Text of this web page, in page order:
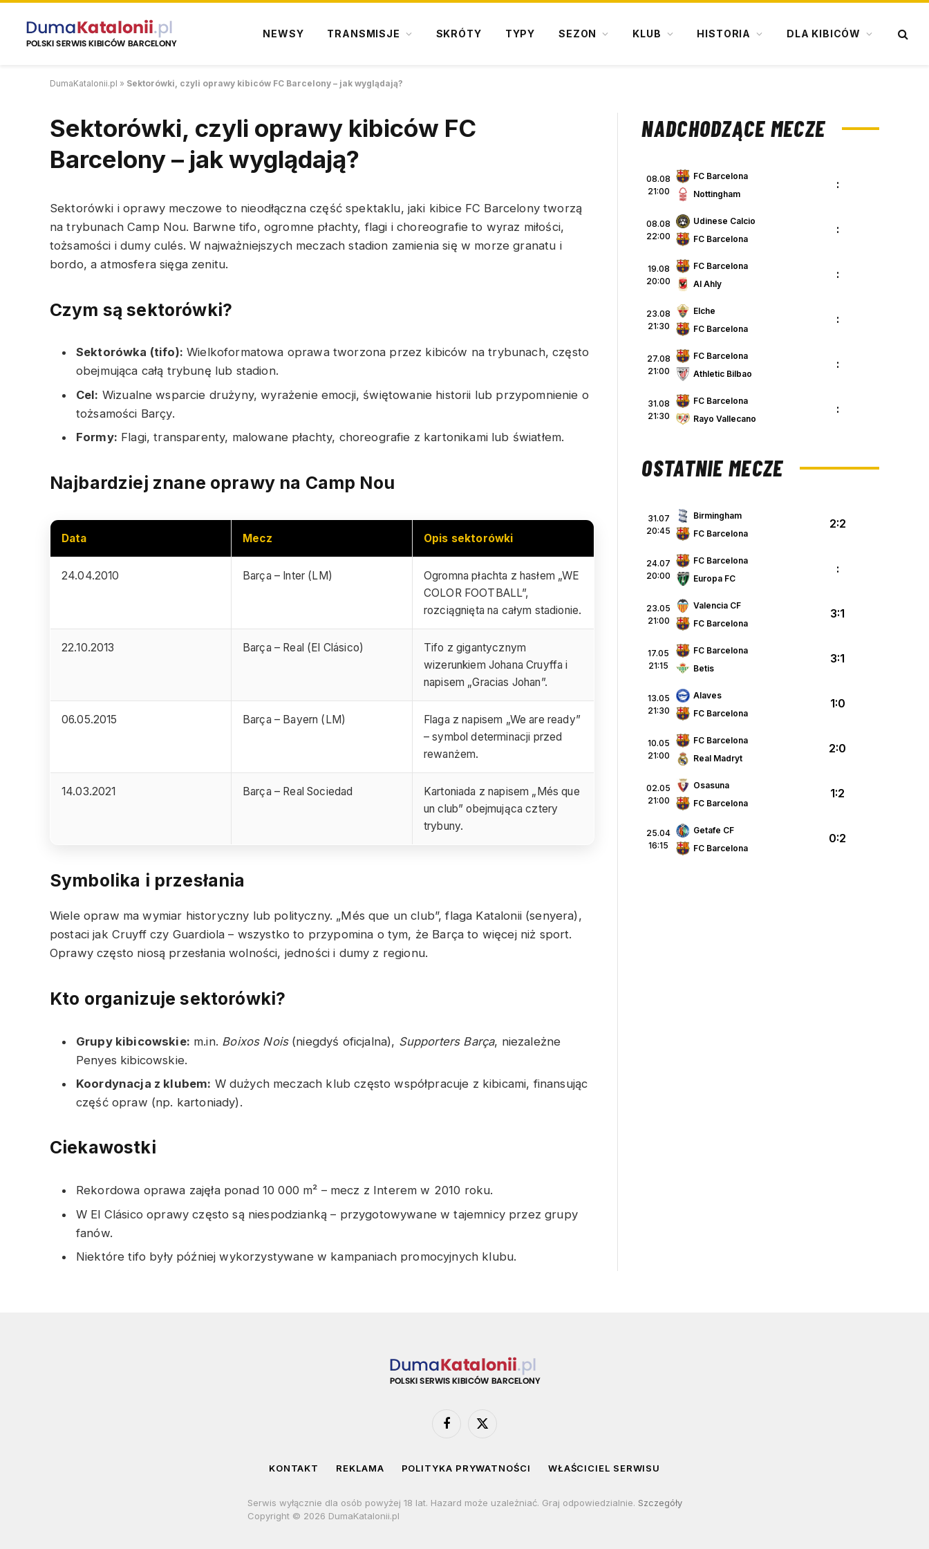
NEWSY TRANSMISJE SKRÓTY TYPY SEZON KLUB HISTORIA DLA KIBICÓW
DumaKatalonii.pl » Sektorówki, czyli oprawy kibiców FC Barcelony – jak wyglądają?
Sektorówki, czyli oprawy kibiców FC
Barcelony – jak wyglądają?
Sektorówki i oprawy meczowe to nieodłączna część spektaklu, jaki kibice FC Barcelony tworzą
na trybunach Camp Nou. Barwne tifo, ogromne płachty, flagi i choreografie to wyraz miłości,
tożsamości i dumy culés. W najważniejszych meczach stadion zamienia się w morze granatu i
bordo, a atmosfera sięga zenitu.
Czym są sektorówki?
Sektorówka (tifo): Wielkoformatowa oprawa tworzona przez kibiców na trybunach, często
obejmująca całą trybunę lub stadion.
Cel: Wizualne wsparcie drużyny, wyrażenie emocji, świętowanie historii lub przypomnienie o
tożsamości Barçy.
Formy: Flagi, transparenty, malowane płachty, choreografie z kartonikami lub światłem.
Najbardziej znane oprawy na Camp Nou
Data Mecz Opis sektorówki
24.04.2010 Barça – Inter (LM)
Ogromna płachta z hasłem „WE
COLOR FOOTBALL”,
rozciągnięta na całym stadionie.
22.10.2013 Barça – Real (El Clásico)
Tifo z gigantycznym
wizerunkiem Johana Cruyffa i
napisem „Gracias Johan”.
06.05.2015 Barça – Bayern (LM)
Flaga z napisem „We are ready”
– symbol determinacji przed
rewanżem.
14.03.2021 Barça – Real Sociedad
Kartoniada z napisem „Més que
un club” obejmująca cztery
trybuny.
Symbolika i przesłania
Wiele opraw ma wymiar historyczny lub polityczny. „Més que un club”, flaga Katalonii (senyera),
postaci jak Cruyff czy Guardiola – wszystko to przypomina o tym, że Barça to więcej niż sport.
Oprawy często niosą przesłania wolności, jedności i dumy z regionu.
Kto organizuje sektorówki?
Grupy kibicowskie: m.in. Boixos Nois(niegdyś oficjalna), Supporters Barça, niezależne
Penyes kibicowskie.
Koordynacja z klubem: W dużych meczach klub często współpracuje z kibicami, finansując
część opraw (np. kartoniady).
Ciekawostki
Rekordowa oprawa zajęła ponad 10 000 m² – mecz z Interem w 2010 roku.
W El Clásico oprawy często są niespodzianką – przygotowywane w tajemnicy przez grupy
fanów.
Niektóre tifo były później wykorzystywane w kampaniach promocyjnych klubu.
NADCHODZĄCE MECZE
08.08
21:00
FC Barcelona
Nottingham
:
08.08
22:00
Udinese Calcio
FC Barcelona
:
19.08
20:00
FC Barcelona
Al Ahly
:
23.08
21:30
Elche
FC Barcelona
:
27.08
21:00
FC Barcelona
Athletic Bilbao
:
31.08
21:30
FC Barcelona
Rayo Vallecano
:
OSTATNIE MECZE
31.07
20:45
Birmingham
FC Barcelona
2:2
24.07
20:00
FC Barcelona
Europa FC
:
23.05
21:00
Valencia CF
FC Barcelona
3:1
17.05
21:15
FC Barcelona
Betis
3:1
13.05
21:30
Alaves
FC Barcelona
1:0
10.05
21:00
FC Barcelona
Real Madryt
2:0
02.05
21:00
Osasuna
FC Barcelona
1:2
25.04
16:15
Getafe CF
FC Barcelona
0:2
Facebook
X
KONTAKT REKLAMA POLITYKA PRYWATNOŚCI WŁAŚCICIEL SERWISU
Serwis wyłącznie dla osób powyżej 18 lat. Hazard może uzależniać. Graj odpowiedzialnie. Szczegóły
Copyright © 2026 DumaKatalonii.pl